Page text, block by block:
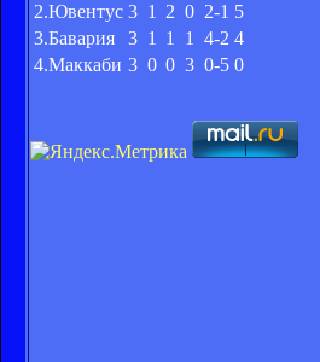
2.Ювентус 3 1 2 0 2-1 5
3.Бавария
3 1 1 1 4-2 4
4.Маккаби 3 0 0 3 0-5 0